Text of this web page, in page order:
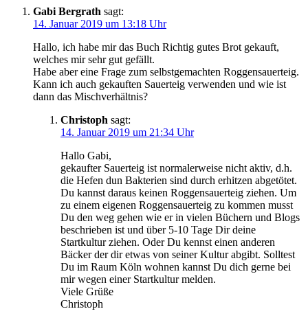
Gabi Bergrath sagt:
14. Januar 2019 um 13:18 Uhr
Hallo, ich habe mir das Buch Richtig gutes Brot gekauft,
welches mir sehr gut gefällt.
Habe aber eine Frage zum selbstgemachten Roggensauerteig.
Kann ich auch gekauften Sauerteig verwenden und wie ist
dann das Mischverhältnis?
Christoph sagt:
14. Januar 2019 um 21:34 Uhr
Hallo Gabi,
gekaufter Sauerteig ist normalerweise nicht aktiv, d.h.
die Hefen dun Bakterien sind durch erhitzen abgetötet.
Du kannst daraus keinen Roggensauerteig ziehen. Um
zu einem eigenen Roggensauerteig zu kommen musst
Du den weg gehen wie er in vielen Büchern und Blogs
beschrieben ist und über 5-10 Tage Dir deine
Startkultur ziehen. Oder Du kennst einen anderen
Bäcker der dir etwas von seiner Kultur abgibt. Solltest
Du im Raum Köln wohnen kannst Du dich gerne bei
mir wegen einer Startkultur melden.
Viele Grüße
Christoph